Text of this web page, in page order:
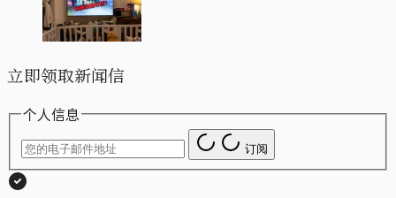
立即领取新闻信
个人信息
订阅